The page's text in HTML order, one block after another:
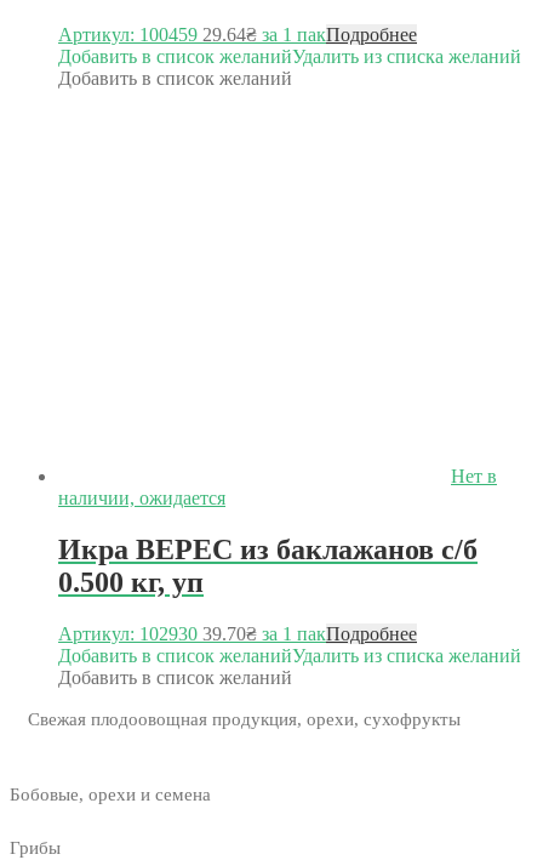
Артикул: 100459 29.64₴ за 1 пакПодробнее
Добавить в список желанийУдалить из списка желаний
Добавить в список желаний
Нет в
наличии, ожидается
Икра ВЕРЕС из баклажанов с/б
0.500 кг, уп
Артикул: 102930 39.70₴ за 1 пакПодробнее
Добавить в список желанийУдалить из списка желаний
Добавить в список желаний
Свежая плодоовощная продукция, орехи, сухофрукты
Бобовые, орехи и семена
Грибы